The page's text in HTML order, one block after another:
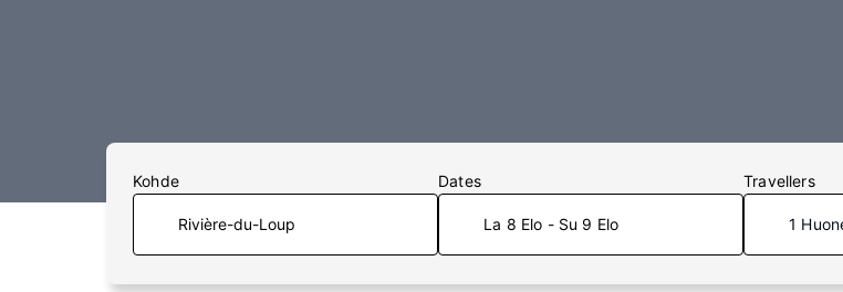
Kohde Dates
La 8 Elo - Su 9 Elo
Travellers
1